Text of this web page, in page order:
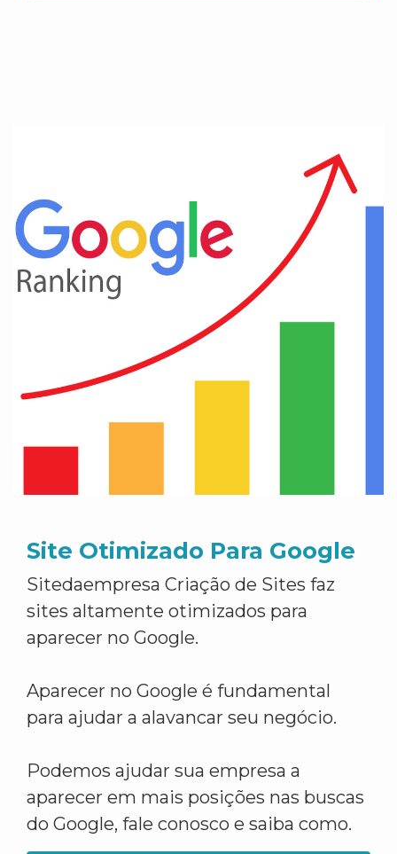
Site Otimizado Para Google
Sitedaempresa Criação de Sites faz
sites altamente otimizados para
aparecer no Google.
Aparecer no Google é fundamental
para ajudar a alavancar seu negócio.
Podemos ajudar sua empresa a
aparecer em mais posições nas buscas
do Google, fale conosco e saiba como.